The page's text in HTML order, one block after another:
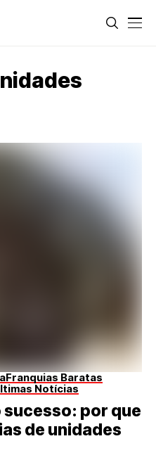
Franquias Baratas
Notícias
por que
de unidades